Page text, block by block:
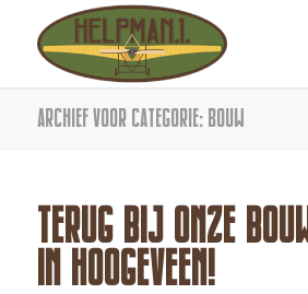
Archief voor categorie: Bouw
TERUG BIJ ONZE
IN HOOGEVEEN!